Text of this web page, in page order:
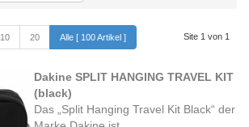
10 20 Alle [ 100 Artikel ] Site 1 von 1
Dakine SPLIT HANGING TRAVEL KIT
(black)
Das „Split Hanging Travel Kit Black“ der